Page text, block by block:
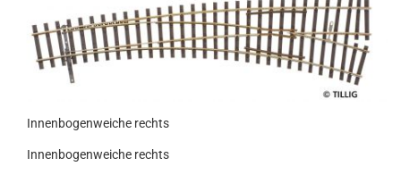
Innenbogenweiche rechts
Innenbogenweiche rechts